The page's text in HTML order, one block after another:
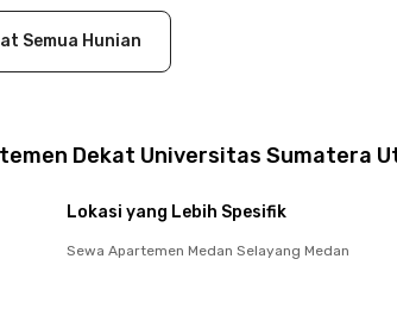
Close
Semua Hunian
Dekat Universitas Sumatera
Lokasi yang Lebih Spesifik
Sewa Apartemen Medan Selayang Medan